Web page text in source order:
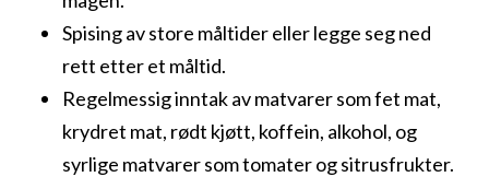
Spising av store måltider eller legge seg ned
rett etter et måltid.
Regelmessig inntak av matvarer som fet mat,
krydret mat, rødt kjøtt, koffein, alkohol, og
syrlige matvarer som tomater og sitrusfrukter.